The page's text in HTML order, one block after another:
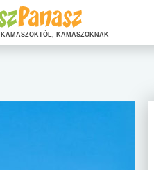
KAMASZOKNAK